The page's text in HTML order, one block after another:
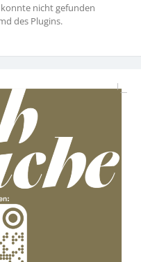
nicht gefunden
des Plugins.